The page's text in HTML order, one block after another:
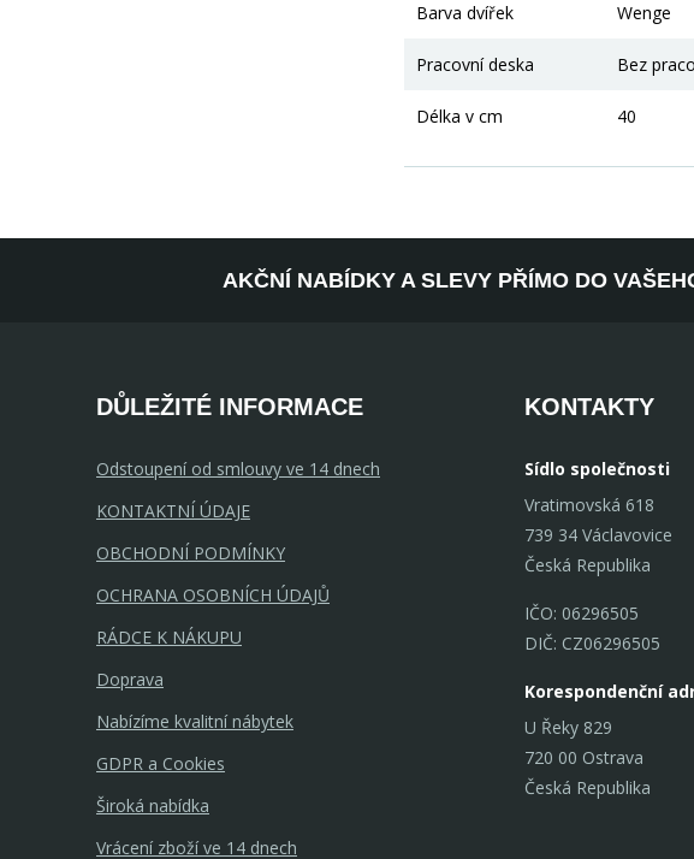
Barva dvířek Wenge
Pracovní deska Bez
Délka v cm 40
AKČNÍ NABÍDKY A SLEVY PŘÍMO DO
DŮLEŽITÉ INFORMACE
Odstoupení od smlouvy ve 14 dnech
KONTAKTNÍ ÚDAJE
OBCHODNÍ PODMÍNKY
OCHRANA OSOBNÍCH ÚDAJŮ
RÁDCE K NÁKUPU
Doprava
Nabízíme kvalitní nábytek
GDPR a Cookies
Široká nabídka
Vrácení zboží ve 14 dnech
KONTAKTY
Sídlo společnosti
Vratimovská 618
739 34 Václavovice
Česká Republika
IČO: 06296505
DIČ: CZ06296505
Korespondenční
U Řeky 829
720 00 Ostrava
Česká Republika